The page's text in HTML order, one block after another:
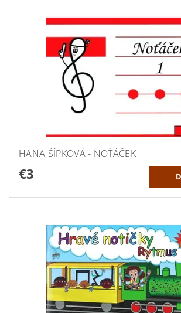
HANA ŠÍPKOVÁ - NOŤÁČEK
€3